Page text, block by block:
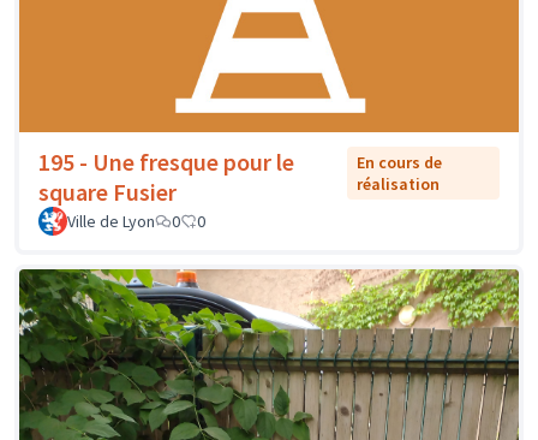
195 - Une fresque pour le
square Fusier
En cours de
réalisation
Ville de Lyon
0 0